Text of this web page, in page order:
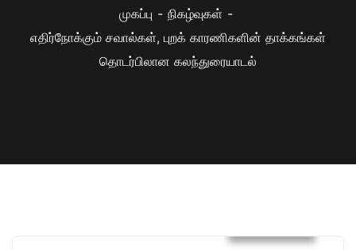
முகப்பு
நிகழ்வுகள்
எதிர்நோக்கும் சவால்கள், புறக் காரணிகளின் தாக்கங்கள்
தொடர்பிலான கலந்துரையாடல்